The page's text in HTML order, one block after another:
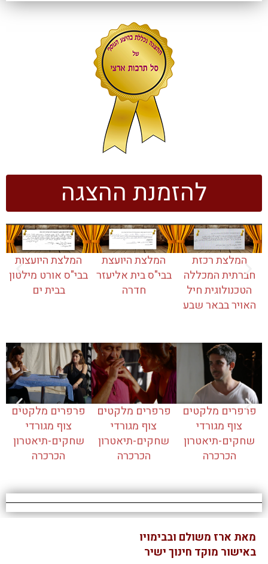
להזמנת ההצגה
המלצת היועצות
בבי"ס אורט מילטון
בבית ים
המלצת היועצת
בבי"ס בית אליעזר
חדרה
המלצת רכזת
חברתית המכללה
הטכנולוגית חיל
האויר בבאר שבע
פרפרים מלקטים
צוף מגורדי
שחקים-תיאטרון
הכרכרה
פרפרים מלקטים
צוף מגורדי
שחקים-תיאטרון
הכרכרה
פרפרים מלקטים
צוף מגורדי
שחקים-תיאטרון
הכרכרה
מאת ארז משולם ובבימויו
באישור מוקד חינוך ישיר